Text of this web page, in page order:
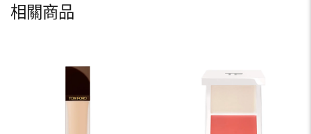
相關商品